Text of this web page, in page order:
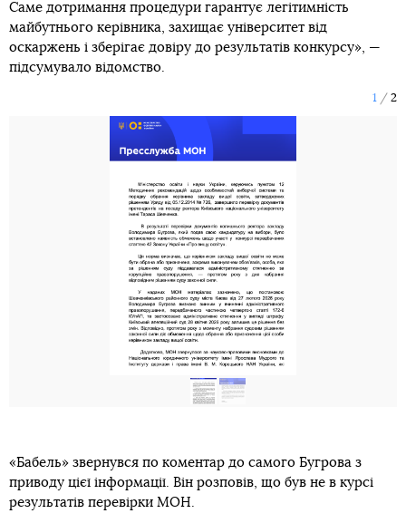
Саме дотримання процедури гарантує легітимність
майбутнього керівника, захищає університет від
оскаржень і зберігає довіру до результатів конкурсу», —
підсумувало відомство.
1 2
«Бабель» звернувся по коментар до самого Бугрова з
приводу цієї інформації. Він розповів, що був не в курсі
результатів перевірки МОН.